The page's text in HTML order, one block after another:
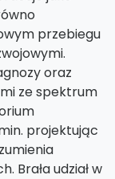
przebiegu
oraz
ze spektrum
projektując
Brała udział w